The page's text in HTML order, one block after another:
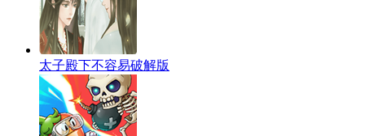
太子殿下不容易破解版